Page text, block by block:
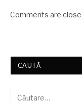
Comments are
CAUTĂ